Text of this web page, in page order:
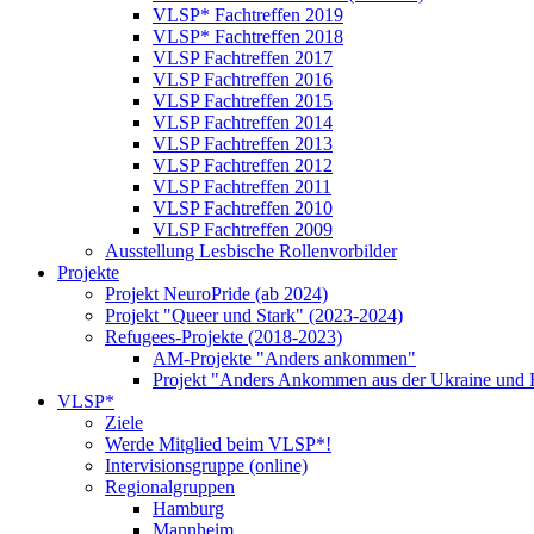
VLSP* Fachtreffen 2019
VLSP* Fachtreffen 2018
VLSP Fachtreffen 2017
VLSP Fachtreffen 2016
VLSP Fachtreffen 2015
VLSP Fachtreffen 2014
VLSP Fachtreffen 2013
VLSP Fachtreffen 2012
VLSP Fachtreffen 2011
VLSP Fachtreffen 2010
VLSP Fachtreffen 2009
Ausstellung Lesbische Rollenvorbilder
Projekte
Projekt NeuroPride (ab 2024)
Projekt "Queer und Stark" (2023-2024)
Refugees-Projekte (2018-2023)
AM-Projekte "Anders ankommen"
Projekt "Anders Ankommen aus der Ukraine und
VLSP*
Ziele
Werde Mitglied beim VLSP*!
Intervisionsgruppe (online)
Regionalgruppen
Hamburg
Mannheim